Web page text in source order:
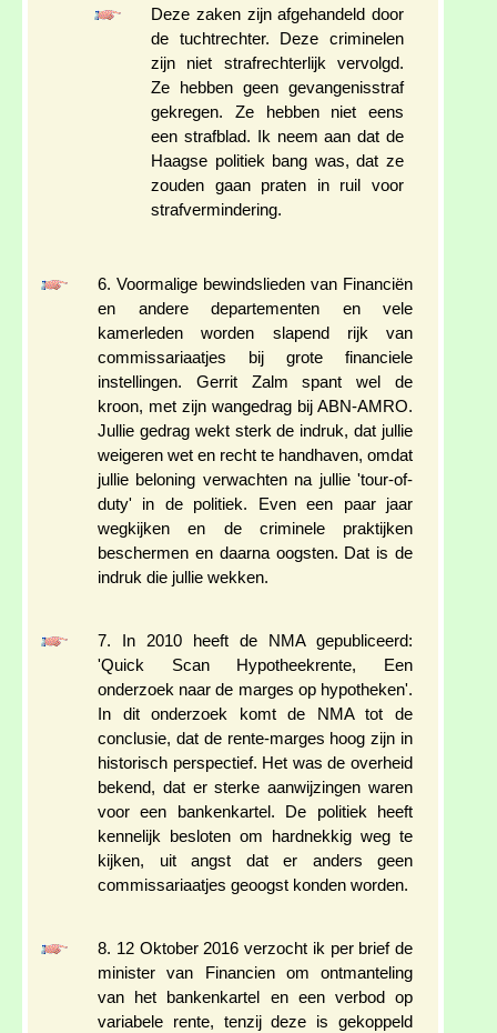
Deze zaken zijn afgehandeld door
de tuchtrechter. Deze criminelen
zijn niet strafrechterlijk vervolgd.
Ze hebben geen gevangenisstraf
gekregen. Ze hebben niet eens
een strafblad. Ik neem aan dat de
Haagse politiek bang was, dat ze
zouden gaan praten in ruil voor
strafvermindering.
6. Voormalige bewindslieden van Financiën
en andere departementen en vele
kamerleden worden slapend rijk van
commissariaatjes bij grote financiele
instellingen. Gerrit Zalm spant wel de
kroon, met zijn wangedrag bij ABN-AMRO.
Jullie gedrag wekt sterk de indruk, dat jullie
weigeren wet en recht te handhaven, omdat
jullie beloning verwachten na jullie 'tour-of-
duty' in de politiek. Even een paar jaar
wegkijken en de criminele praktijken
beschermen en daarna oogsten. Dat is de
indruk die jullie wekken.
7. In 2010 heeft de NMA gepubliceerd:
'Quick Scan Hypotheekrente, Een
onderzoek naar de marges op hypotheken'.
In dit onderzoek komt de NMA tot de
conclusie, dat de rente-marges hoog zijn in
historisch perspectief. Het was de overheid
bekend, dat er sterke aanwijzingen waren
voor een bankenkartel. De politiek heeft
kennelijk besloten om hardnekkig weg te
kijken, uit angst dat er anders geen
commissariaatjes geoogst konden worden.
8. 12 Oktober 2016 verzocht ik per brief de
minister van Financien om ontmanteling
van het bankenkartel en een verbod op
variabele rente, tenzij deze is gekoppeld